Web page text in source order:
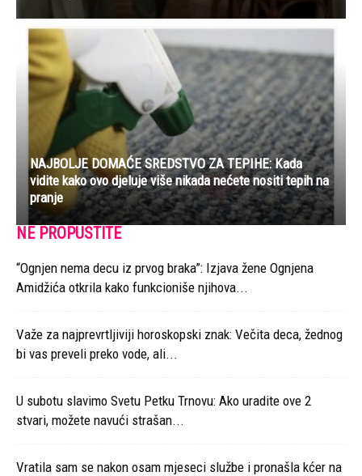
NAJBOLJE DOMAĆE SREDSTVO ZA TEPIHE: Kada
vidite kako ovo djeluje više nikada nećete nositi tepih na
pranje
NE PROPUSTITE
“Ognjen nema decu iz prvog braka”: Izjava žene Ognjena
Amidžića otkrila kako funkcioniše njihova...
Važe za najprevrtljiviji horoskopski znak: Večita deca, žednog
bi vas preveli preko vode, ali...
U subotu slavimo Svetu Petku Trnovu: Ako uradite ove 2
stvari, možete navući strašan...
Vratila sam se nakon osam mjeseci službe i pronašla kćer na